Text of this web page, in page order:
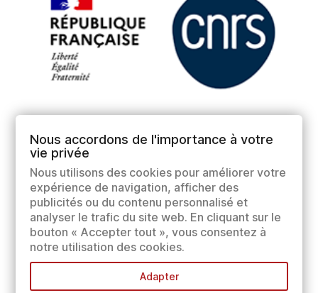
Nous accordons de l'importance à votre
vie privée
Nous utilisons des cookies pour améliorer votre
expérience de navigation, afficher des
publicités ou du contenu personnalisé et
analyser le trafic du site web. En cliquant sur le
bouton « Accepter tout », vous consentez à
notre utilisation des cookies.
Adapter